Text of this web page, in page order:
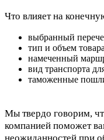
Что влияет на
выбранный
тип и объем
намеченный
вид транспорта
таможенные
Мы твердо говорим,
компанией поможет